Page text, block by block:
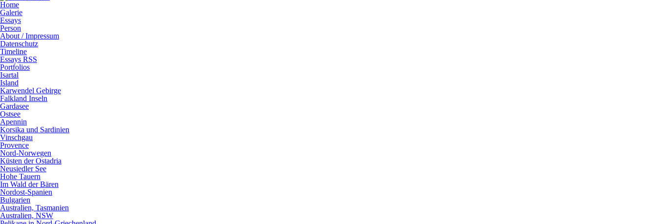
Home
Galerie
Essays
Person
About / Impressum
Datenschutz
Timeline
Essays RSS
Portfolios
Isartal
Island
Karwendel Gebirge
Falkland Inseln
Gardasee
Ostsee
Apennin
Korsika und Sardinien
Vinschgau
Provence
Nord-Norwegen
Küsten der Ostadria
Neusiedler See
Hohe Tauern
Im Wald der Bären
Nordost-Spanien
Bulgarien
Australien, Tasmanien
Australien, NSW